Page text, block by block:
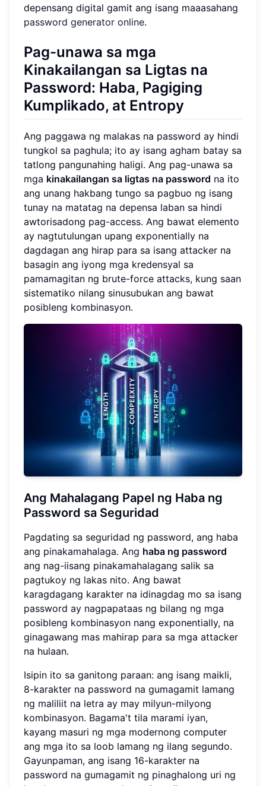
depensang digital gamit ang isang maaasahang
password generator online.
Pag-unawa sa mga
Kinakailangan sa Ligtas na
Password: Haba, Pagiging
Kumplikado, at Entropy
Ang paggawa ng malakas na password ay hindi
tungkol sa paghula; ito ay isang agham batay sa
tatlong pangunahing haligi. Ang pag-unawa sa
mga kinakailangan sa ligtas na password na ito
ang unang hakbang tungo sa pagbuo ng isang
tunay na matatag na depensa laban sa hindi
awtorisadong pag-access. Ang bawat elemento
ay nagtutulungan upang exponentially na
dagdagan ang hirap para sa isang attacker na
basagin ang iyong mga kredensyal sa
pamamagitan ng brute-force attacks, kung saan
sistematiko nilang sinusubukan ang bawat
posibleng kombinasyon.
Ang Mahalagang Papel ng Haba ng
Password sa Seguridad
Pagdating sa seguridad ng password, ang haba
ang pinakamahalaga. Ang haba ng password
ang nag-iisang pinakamahalagang salik sa
pagtukoy ng lakas nito. Ang bawat
karagdagang karakter na idinagdag mo sa isang
password ay nagpapataas ng bilang ng mga
posibleng kombinasyon nang exponentially, na
ginagawang mas mahirap para sa mga attacker
na hulaan.
Isipin ito sa ganitong paraan: ang isang maikli,
8-karakter na password na gumagamit lamang
ng maliliit na letra ay may milyun-milyong
kombinasyon. Bagama't tila marami iyan,
kayang masuri ng mga modernong computer
ang mga ito sa loob lamang ng ilang segundo.
Gayunpaman, ang isang 16-karakter na
password na gumagamit ng pinaghalong uri ng